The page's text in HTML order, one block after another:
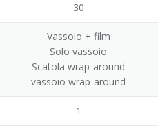
30
Vassoio + film
Solo vassoio
Scatola wrap-around
vassoio wrap-around
1